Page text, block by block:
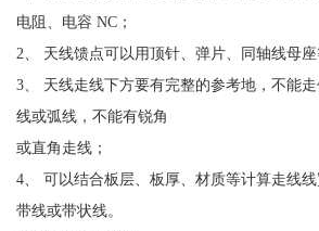
电阻、电容 NC；
2、 天线馈点可以用顶针、弹片、同轴线母座
3、 天线走线下方要有完整的参考地，不能
线或弧线，不能有锐角
或直角走线；
4、 可以结合板层、板厚、材质等计算走线
带线或带状线。